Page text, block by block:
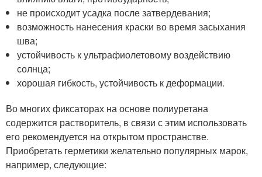
не происходит усадка после затвердевания;
возможность нанесения краски во время засыхания
шва;
устойчивость к ультрафиолетовому воздействию
солнца;
хорошая гибкость, устойчивость к деформации.
Во многих фиксаторах на основе полиуретана
содержится растворитель, в связи с этим использовать
его рекомендуется на открытом пространстве.
Приобретать герметики желательно популярных марок,
например, следующие: